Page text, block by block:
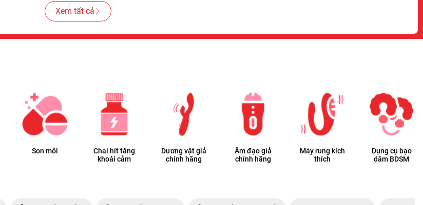
Xem tất cả
Son môi
Chai hít tăng
khoái cảm
Dương vật giả
chính hãng
Âm đạo giả
chính hãng
Máy rung kích
thích
Dụng cụ bạo
dâm BDSM